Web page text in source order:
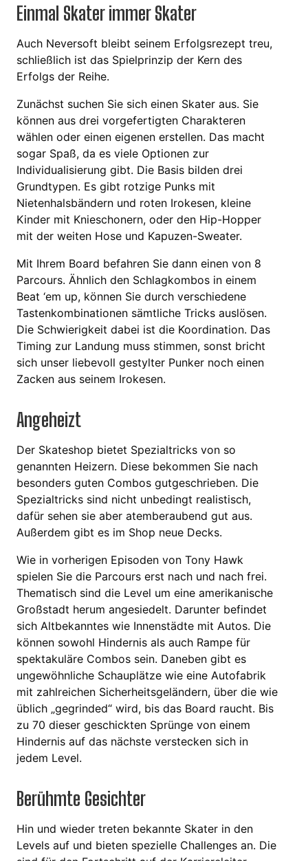
Einmal Skater immer Skater
Auch Neversoft bleibt seinem Erfolgsrezept treu,
schließlich ist das Spielprinzip der Kern des
Erfolgs der Reihe.
Zunächst suchen Sie sich einen Skater aus. Sie
können aus drei vorgefertigten Charakteren
wählen oder einen eigenen erstellen. Das macht
sogar Spaß, da es viele Optionen zur
Individualisierung gibt. Die Basis bilden drei
Grundtypen. Es gibt rotzige Punks mit
Nietenhalsbändern und roten Irokesen, kleine
Kinder mit Knieschonern, oder den Hip-Hopper
mit der weiten Hose und Kapuzen-Sweater.
Mit Ihrem Board befahren Sie dann einen von 8
Parcours. Ähnlich den Schlagkombos in einem
Beat ‘em up, können Sie durch verschiedene
Tastenkombinationen sämtliche Tricks auslösen.
Die Schwierigkeit dabei ist die Koordination. Das
Timing zur Landung muss stimmen, sonst bricht
sich unser liebevoll gestylter Punker noch einen
Zacken aus seinem Irokesen.
Angeheizt
Der Skateshop bietet Spezialtricks von so
genannten Heizern. Diese bekommen Sie nach
besonders guten Combos gutgeschrieben. Die
Spezialtricks sind nicht unbedingt realistisch,
dafür sehen sie aber atemberaubend gut aus.
Außerdem gibt es im Shop neue Decks.
Wie in vorherigen Episoden von Tony Hawk
spielen Sie die Parcours erst nach und nach frei.
Thematisch sind die Level um eine amerikanische
Großstadt herum angesiedelt. Darunter befindet
sich Altbekanntes wie Innenstädte mit Autos. Die
können sowohl Hindernis als auch Rampe für
spektakuläre Combos sein. Daneben gibt es
ungewöhnliche Schauplätze wie eine Autofabrik
mit zahlreichen Sicherheitsgeländern, über die wie
üblich „gegrinded“ wird, bis das Board raucht. Bis
zu 70 dieser geschickten Sprünge von einem
Hindernis auf das nächste verstecken sich in
jedem Level.
Berühmte Gesichter
Hin und wieder treten bekannte Skater in den
Levels auf und bieten spezielle Challenges an. Die